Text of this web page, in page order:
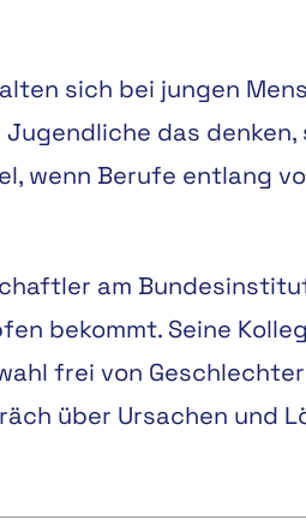
sich bei jungen
das
wenn Berufe entlang
am
bekommt. Seine
frei von
über Ursachen und